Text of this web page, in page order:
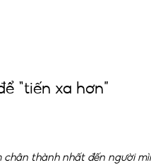
“tiến xa hơn”
thành nhất đến người